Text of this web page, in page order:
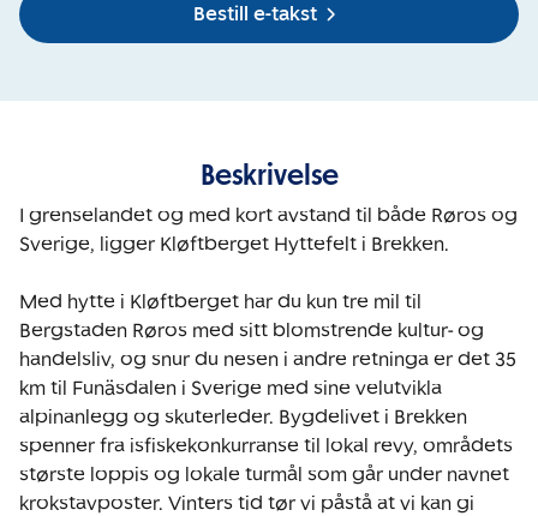
Bestill e-takst
Beskrivelse
I grenselandet og med kort avstand til både Røros og
Sverige, ligger Kløftberget Hyttefelt i Brekken.
Med hytte i Kløftberget har du kun tre mil til
Bergstaden Røros med sitt blomstrende kultur- og
handelsliv, og snur du nesen i andre retninga er det 35
km til Funäsdalen i Sverige med sine velutvikla
alpinanlegg og skuterleder. Bygdelivet i Brekken
spenner fra isfiskekonkurranse til lokal revy, områdets
største loppis og lokale turmål som går under navnet
krokstavposter. Vinters tid tør vi påstå at vi kan gi